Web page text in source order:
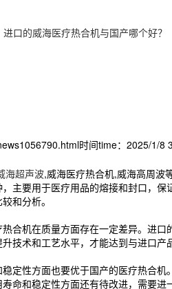
进口的威海医疗热合机与国产哪个好？
时间time：2025/1/8
海超声波,威海医疗热合机,威海高周波
主要用于医疗用品的熔接和封口，
和分析。
机在质量方面存在一定差异。进口
技术和工艺水平，才能达到与进口产
性方面也要优于国产的医疗热合机
命和稳定性方面还有待改进，需要进